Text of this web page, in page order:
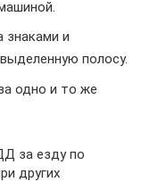
знаками и
полосу.
одно и то же
за езду по
других